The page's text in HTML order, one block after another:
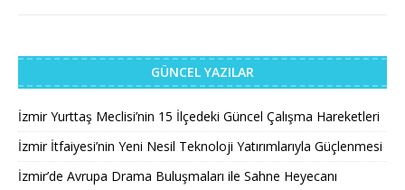
GÜNCEL YAZILAR
İzmir Yurttaş Meclisi’nin 15 İlçedeki Güncel Çalışma Hareketleri
İzmir İtfaiyesi’nin Yeni Nesil Teknoloji Yatırımlarıyla Güçlenmesi
İzmir’de Avrupa Drama Buluşmaları ile Sahne Heyecanı